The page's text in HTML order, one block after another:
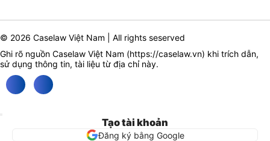
© 2026 Caselaw Việt Nam | All rights seserved
Ghi rõ nguồn Caselaw Việt Nam (https://caselaw.vn) khi trích dẫn,
sử dụng thông tin, tài liệu từ địa chỉ này.
Tạo tài khoản
Đăng ký bằng Google